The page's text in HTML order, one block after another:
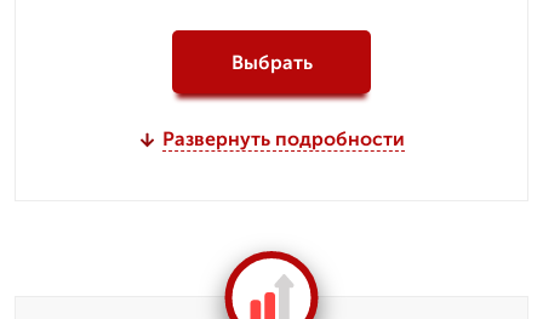
Выбрать
Развернуть подробности